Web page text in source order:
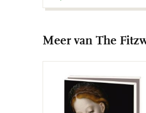
Meer van The